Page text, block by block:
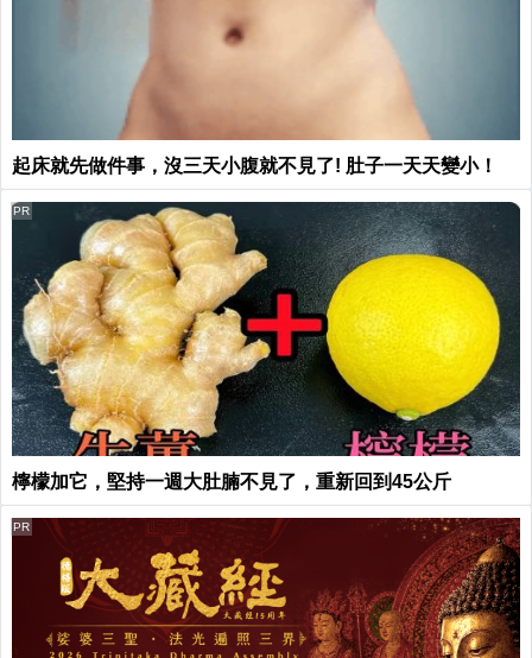
起床就先做件事，沒三天小腹就不見了! 肚子一天天變小！
檸檬加它，堅持一週大肚腩不見了，重新回到45公斤
PR
PR